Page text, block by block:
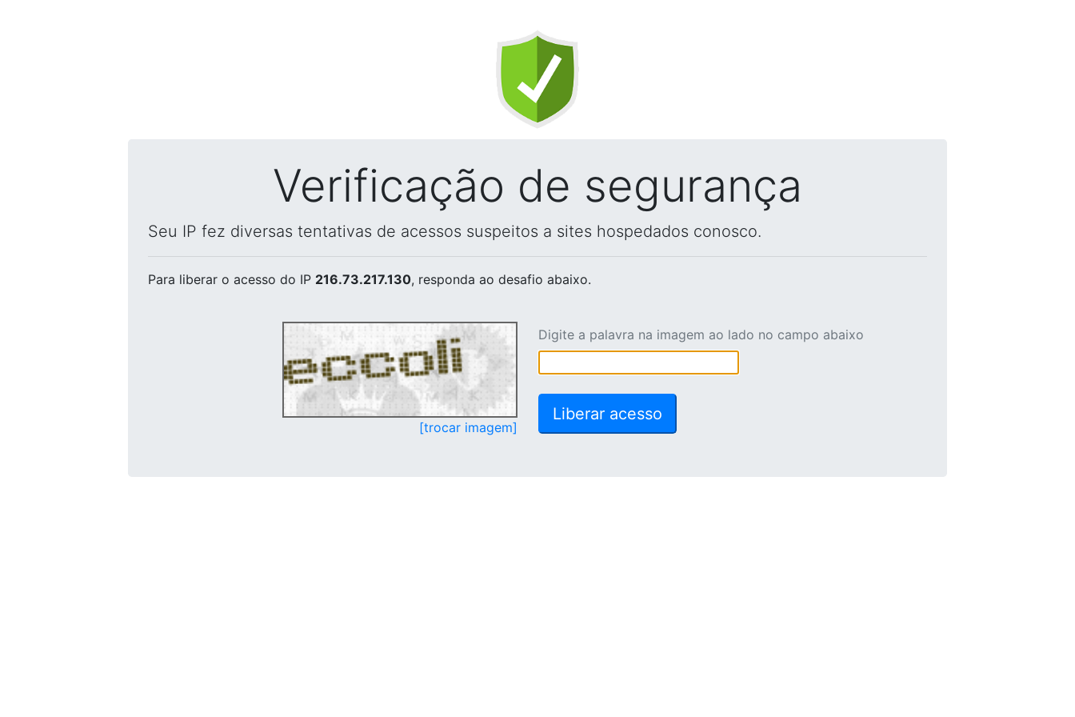
Verificação de segurança
Seu IP fez diversas tentativas de acessos suspeitos a sites hospedados conosco.
Para liberar o acesso do IP 216.73.217.130, responda ao desafio abaixo.
[trocar imagem]
Digite a palavra na imagem ao lado no campo abaixo